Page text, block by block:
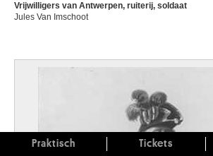
Vrijwilligers van Antwerpen, ruiterij, soldaat
Jules Van Imschoot
Praktisch Tickets